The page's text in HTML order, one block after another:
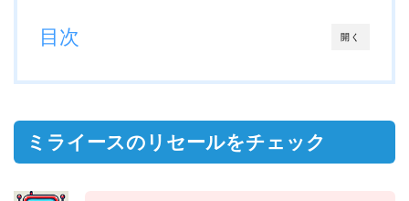
開く
目次
ミライースのリセールをチェック